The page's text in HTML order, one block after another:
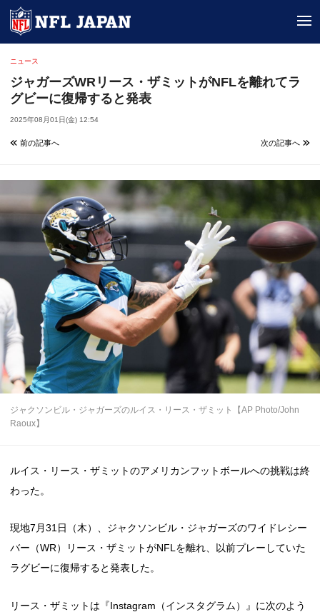
ニュース
ジャガーズWRリース・ザミットがNFLを離れてラ
グビーに復帰すると発表
2025年08月01日(金) 12:54
前の記事へ 次の記事へ
ジャクソンビル・ジャガーズのルイス・リース・ザミット【AP Photo/John
Raoux】
ルイス・リース・ザミットのアメリカンフットボールへの挑戦は終
わった。
現地7月31日（木）、ジャクソンビル・ジャガーズのワイドレシー
バー（WR）リース・ザミットがNFLを離れ、以前プレーしていた
ラグビーに復帰すると発表した。
リース・ザミットは『Instagram（インスタグラム）』に次のよう